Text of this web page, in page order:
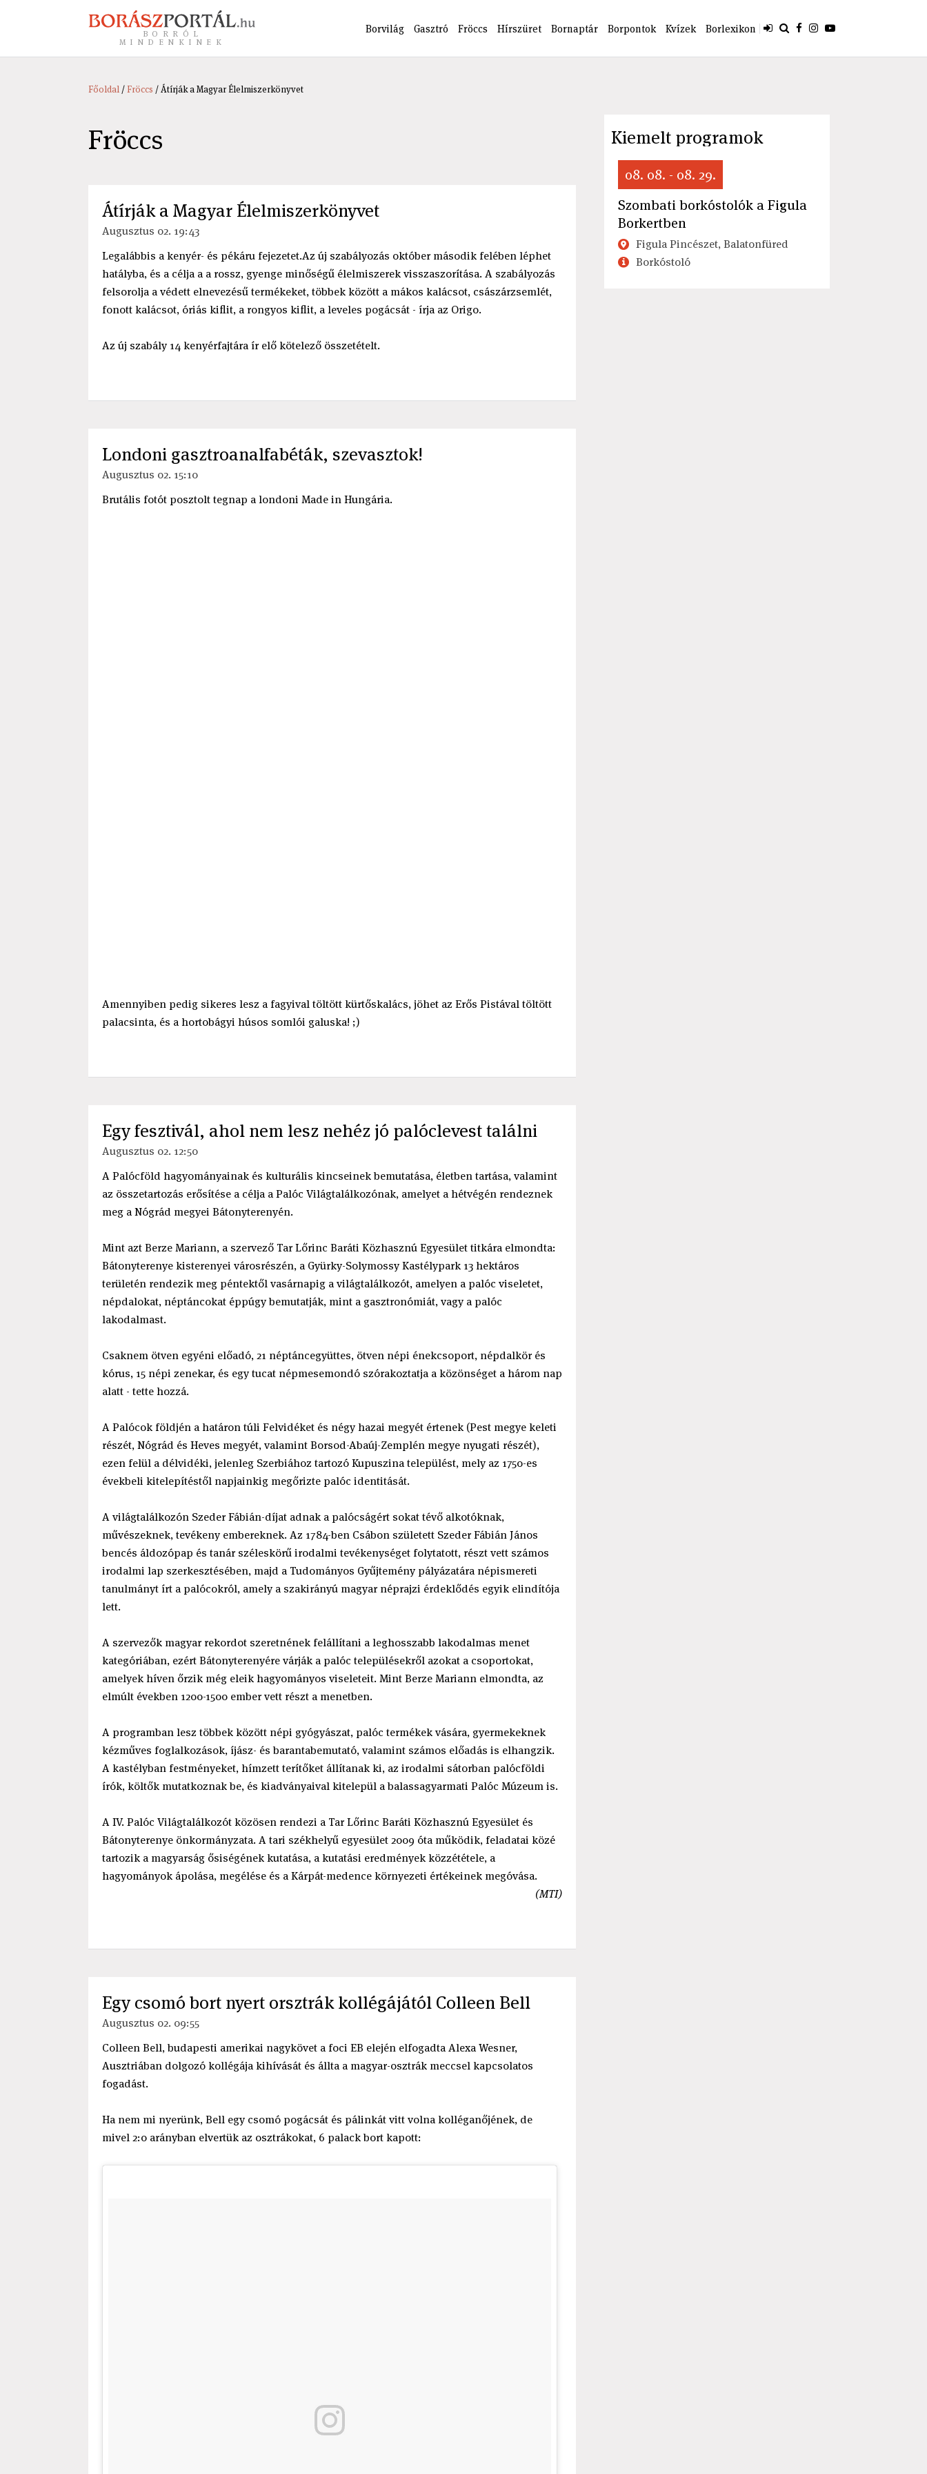
BORRÓL
MINDENKINEK
Borvilág Gasztró Fröccs Hírszüret Bornaptár Borpontok Kvízek Borlexikon
Főoldal/Fröccs / Átírják a Magyar Élelmiszerkönyvet
Fröccs
Átírják a Magyar Élelmiszerkönyvet
Augusztus 02. 19:43
Legalábbis a kenyér- és pékáru fejezetet.Az új szabályozás október második felében léphet
hatályba, és a célja a a rossz, gyenge minőségű élelmiszerek visszaszorítása. A szabályozás
felsorolja a védett elnevezésű termékeket, többek között a mákos kalácsot, császárzsemlét,
fonott kalácsot, óriás kiflit, a rongyos kiflit, a leveles pogácsát - írja az Origo.
Az új szabály 14 kenyérfajtára ír elő kötelező összetételt.
Londoni gasztroanalfabéták, szevasztok!
Augusztus 02. 15:10
Brutális fotót posztolt tegnap a londoni Made in Hungária.
Amennyiben pedig sikeres lesz a fagyival töltött kürtőskalács, jöhet az Erős Pistával töltött
palacsinta, és a hortobágyi húsos somlói galuska! ;)
Egy fesztivál, ahol nem lesz nehéz jó palóclevest találni
Augusztus 02. 12:50
A Palócföld hagyományainak és kulturális kincseinek bemutatása, életben tartása, valamint
az összetartozás erősítése a célja a Palóc Világtalálkozónak, amelyet a hétvégén rendeznek
meg a Nógrád megyei Bátonyterenyén.
Mint azt Berze Mariann, a szervező Tar Lőrinc Baráti Közhasznú Egyesület titkára elmondta:
Bátonyterenye kisterenyei városrészén, a Gyürky-Solymossy Kastélypark 13 hektáros
területén rendezik meg péntektől vasárnapig a világtalálkozót, amelyen a palóc viseletet,
népdalokat, néptáncokat éppúgy bemutatják, mint a gasztronómiát, vagy a palóc
lakodalmast.
Csaknem ötven egyéni előadó, 21 néptáncegyüttes, ötven népi énekcsoport, népdalkör és
kórus, 15 népi zenekar, és egy tucat népmesemondó szórakoztatja a közönséget a három nap
alatt - tette hozzá.
A Palócok földjén a határon túli Felvidéket és négy hazai megyét értenek (Pest megye keleti
részét, Nógrád és Heves megyét, valamint Borsod-Abaúj-Zemplén megye nyugati részét),
ezen felül a délvidéki, jelenleg Szerbiához tartozó Kupuszina települést, mely az 1750-es
évekbeli kitelepítéstől napjainkig megőrizte palóc identitását.
A világtalálkozón Szeder Fábián-díjat adnak a palócságért sokat tévő alkotóknak,
művészeknek, tevékeny embereknek. Az 1784-ben Csábon született Szeder Fábián János
bencés áldozópap és tanár széleskörű irodalmi tevékenységet folytatott, részt vett számos
irodalmi lap szerkesztésében, majd a Tudományos Gyűjtemény pályázatára népismereti
tanulmányt írt a palócokról, amely a szakirányú magyar néprajzi érdeklődés egyik elindítója
lett.
A szervezők magyar rekordot szeretnének felállítani a leghosszabb lakodalmas menet
kategóriában, ezért Bátonyterenyére várják a palóc településekről azokat a csoportokat,
amelyek híven őrzik még eleik hagyományos viseleteit. Mint Berze Mariann elmondta, az
elmúlt években 1200-1500 ember vett részt a menetben.
A programban lesz többek között népi gyógyászat, palóc termékek vására, gyermekeknek
kézműves foglalkozások, íjász- és barantabemutató, valamint számos előadás is elhangzik.
A kastélyban festményeket, hímzett terítőket állítanak ki, az irodalmi sátorban palócföldi
írók, költők mutatkoznak be, és kiadványaival kitelepül a balassagyarmati Palóc Múzeum is.
A IV. Palóc Világtalálkozót közösen rendezi a Tar Lőrinc Baráti Közhasznú Egyesület és
Bátonyterenye önkormányzata. A tari székhelyű egyesület 2009 óta működik, feladatai közé
tartozik a magyarság ősiségének kutatása, a kutatási eredmények közzététele, a
hagyományok ápolása, megélése és a Kárpát-medence környezeti értékeinek megóvása.
(MTI)
Egy csomó bort nyert orsztrák kollégájától Colleen Bell
Augusztus 02. 09:55
Colleen Bell, budapesti amerikai nagykövet a foci EB elején elfogadta Alexa Wesner,
Ausztriában dolgozó kollégája kihívását és állta a magyar-osztrák meccsel kapcsolatos
fogadást.
Ha nem mi nyerünk, Bell egy csomó pogácsát és pálinkát vitt volna kolléganőjének, de
mivel 2:0 arányban elvertük az osztrákokat, 6 palack bort kapott:
Kiemelt programok
08. 08. - 08. 29.
Szombati borkóstolók a Figula
Borkertben
Figula Pincészet, Balatonfüred
Borkóstoló